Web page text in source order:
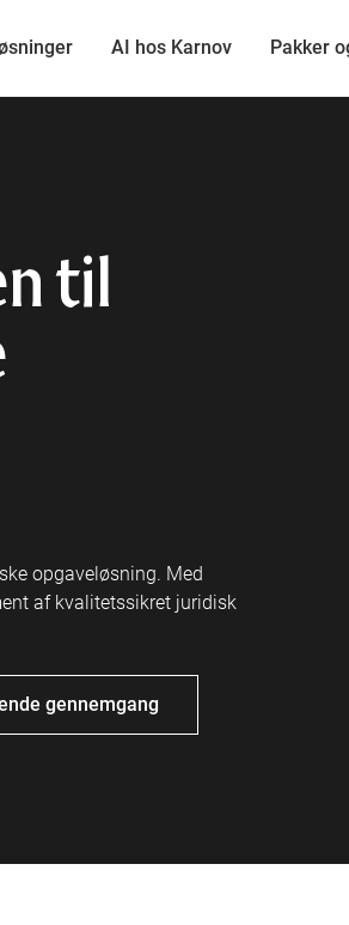
AI hos Karnov Pakker
til
opgaveløsning. Med
af kvalitetssikret juridisk
gennemgang